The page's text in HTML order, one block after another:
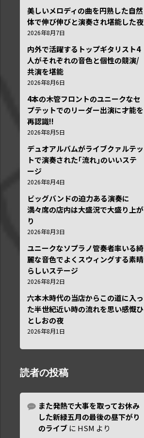
美しいメロディの曲を円熟した自然
体で伸び伸びと演奏され堪能した夜
2026年8月7日
内外で活躍するトップギタリスト4
人がそれぞれの音色と個性の競演/
共演を堪能
2026年8月6日
4本の木管フロントのユニークなセ
プテットでのリーダー出演に才能を
再認識!!
2026年8月5日
デュオアルバムがライブクァルテッ
トで演奏された｢流れ｣のいいステ
ージ
2026年8月4日
ビッグバンドの迫力ある演奏に
満々席の店内は大盛況で大盛り上が
り
2026年8月3日
ユニークなソプラノ管奏者率いる綺
麗な音色でよくスウィングする素晴
らしいステージ
2026年8月2日
六本木時代の当店からこの道に入っ
た半世紀近い時の流れを思い感慨ひ
としおの夜
2026年8月1日
読者の投稿
また発熱で大事を取ってお休み
した新緑五月の最後の昼下がり
のライブ に HSM より